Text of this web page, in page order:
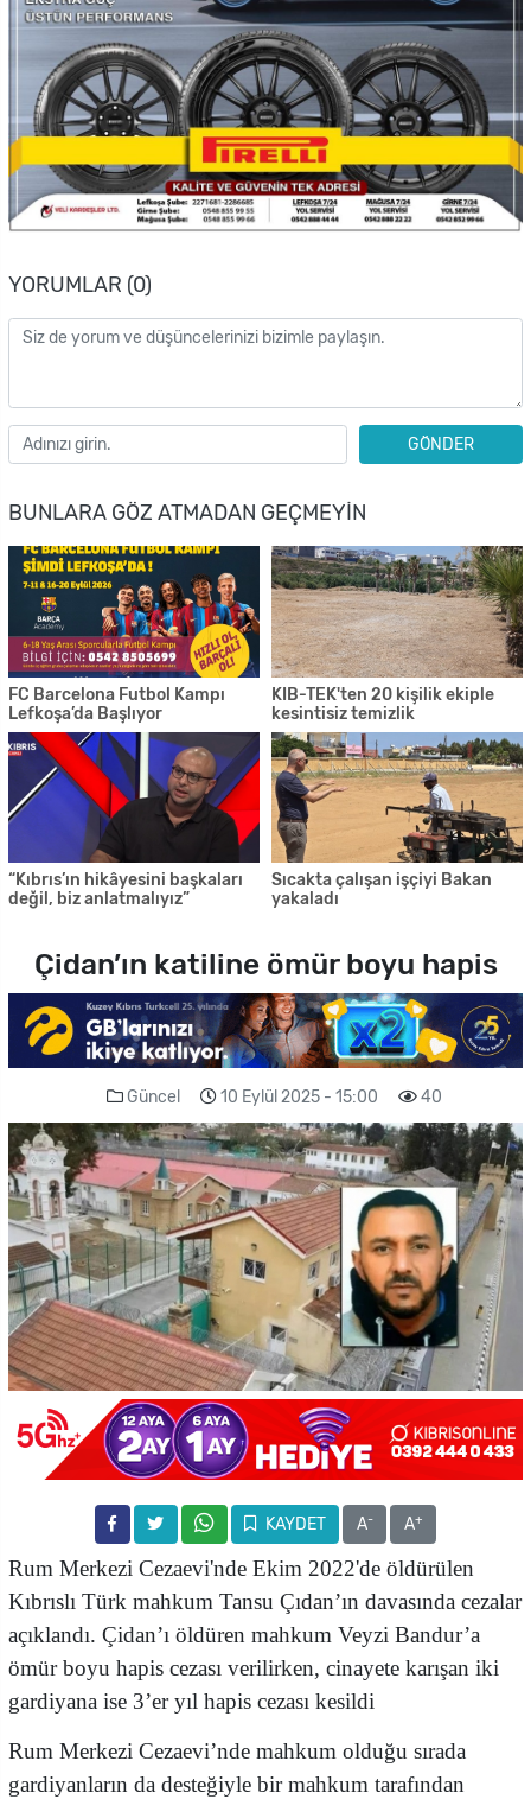
YORUMLAR (0)
GÖNDER
BUNLARA GÖZ ATMADAN GEÇMEYIN
FC Barcelona Futbol Kampı
Lefkoşa’da Başlıyor
KIB-TEK'ten 20 kişilik ekiple
kesintisiz temizlik
“Kıbrıs’ın hikâyesini başkaları
değil, biz anlatmalıyız”
Sıcakta çalışan işçiyi Bakan
yakaladı
Çidan’ın katiline ömür boyu hapis
Güncel 10 Eylül 2025 - 15:00 40
KAYDET A- A+
Rum Merkezi Cezaevi'nde Ekim 2022'de öldürülen
Kıbrıslı Türk mahkum Tansu Çıdan’ın davasında cezalar
açıklandı. Çidan’ı öldüren mahkum Veyzi Bandur’a
ömür boyu hapis cezası verilirken, cinayete karışan iki
gardiyana ise 3’er yıl hapis cezası kesildi
Rum Merkezi Cezaevi’nde mahkum olduğu sırada
gardiyanların da desteğiyle bir mahkum tarafından